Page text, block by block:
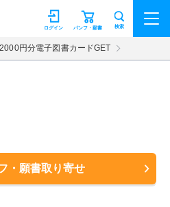
パンフ・願書
ログイン 検索
円分電子図書カードGET
・願書取り寄せ